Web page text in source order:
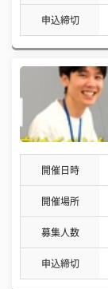
申込締切
開催日時
開催場所
募集人数
申込締切